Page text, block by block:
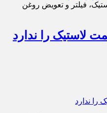
فیلتر و تعویض روغن
لاستیک را ندارد